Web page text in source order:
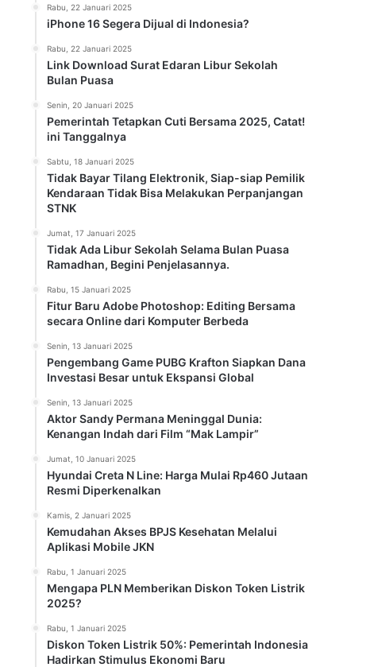
Rabu, 22 Januari 2025
iPhone 16 Segera Dijual di Indonesia?
Rabu, 22 Januari 2025
Link Download Surat Edaran Libur Sekolah
Bulan Puasa
Senin, 20 Januari 2025
Pemerintah Tetapkan Cuti Bersama 2025, Catat!
ini Tanggalnya
Sabtu, 18 Januari 2025
Tidak Bayar Tilang Elektronik, Siap-siap Pemilik
Kendaraan Tidak Bisa Melakukan Perpanjangan
STNK
Jumat, 17 Januari 2025
Tidak Ada Libur Sekolah Selama Bulan Puasa
Ramadhan, Begini Penjelasannya.
Rabu, 15 Januari 2025
Fitur Baru Adobe Photoshop: Editing Bersama
secara Online dari Komputer Berbeda
Senin, 13 Januari 2025
Pengembang Game PUBG Krafton Siapkan Dana
Investasi Besar untuk Ekspansi Global
Senin, 13 Januari 2025
Aktor Sandy Permana Meninggal Dunia:
Kenangan Indah dari Film “Mak Lampir”
Jumat, 10 Januari 2025
Hyundai Creta N Line: Harga Mulai Rp460 Jutaan
Resmi Diperkenalkan
Kamis, 2 Januari 2025
Kemudahan Akses BPJS Kesehatan Melalui
Aplikasi Mobile JKN
Rabu, 1 Januari 2025
Mengapa PLN Memberikan Diskon Token Listrik
2025?
Rabu, 1 Januari 2025
Diskon Token Listrik 50%: Pemerintah Indonesia
Hadirkan Stimulus Ekonomi Baru